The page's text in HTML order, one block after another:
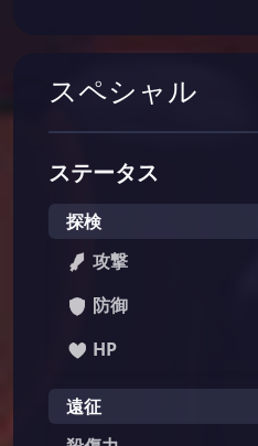
スペシャル
ステータス
探検
攻撃
防御
HP
遠征